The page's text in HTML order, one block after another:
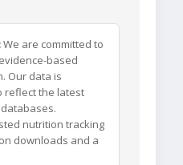
We are committed to
based
Our data is
reflect the latest
nutrition tracking
downloads and a